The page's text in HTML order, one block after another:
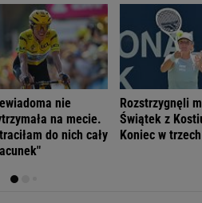
nie
na mecie.
do nich cały
Rozstrzygnęli
Świątek z
Koniec w